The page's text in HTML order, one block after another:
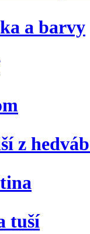
a barvy
z
tuší